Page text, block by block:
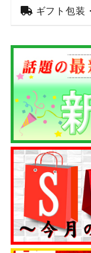
ギフト包装